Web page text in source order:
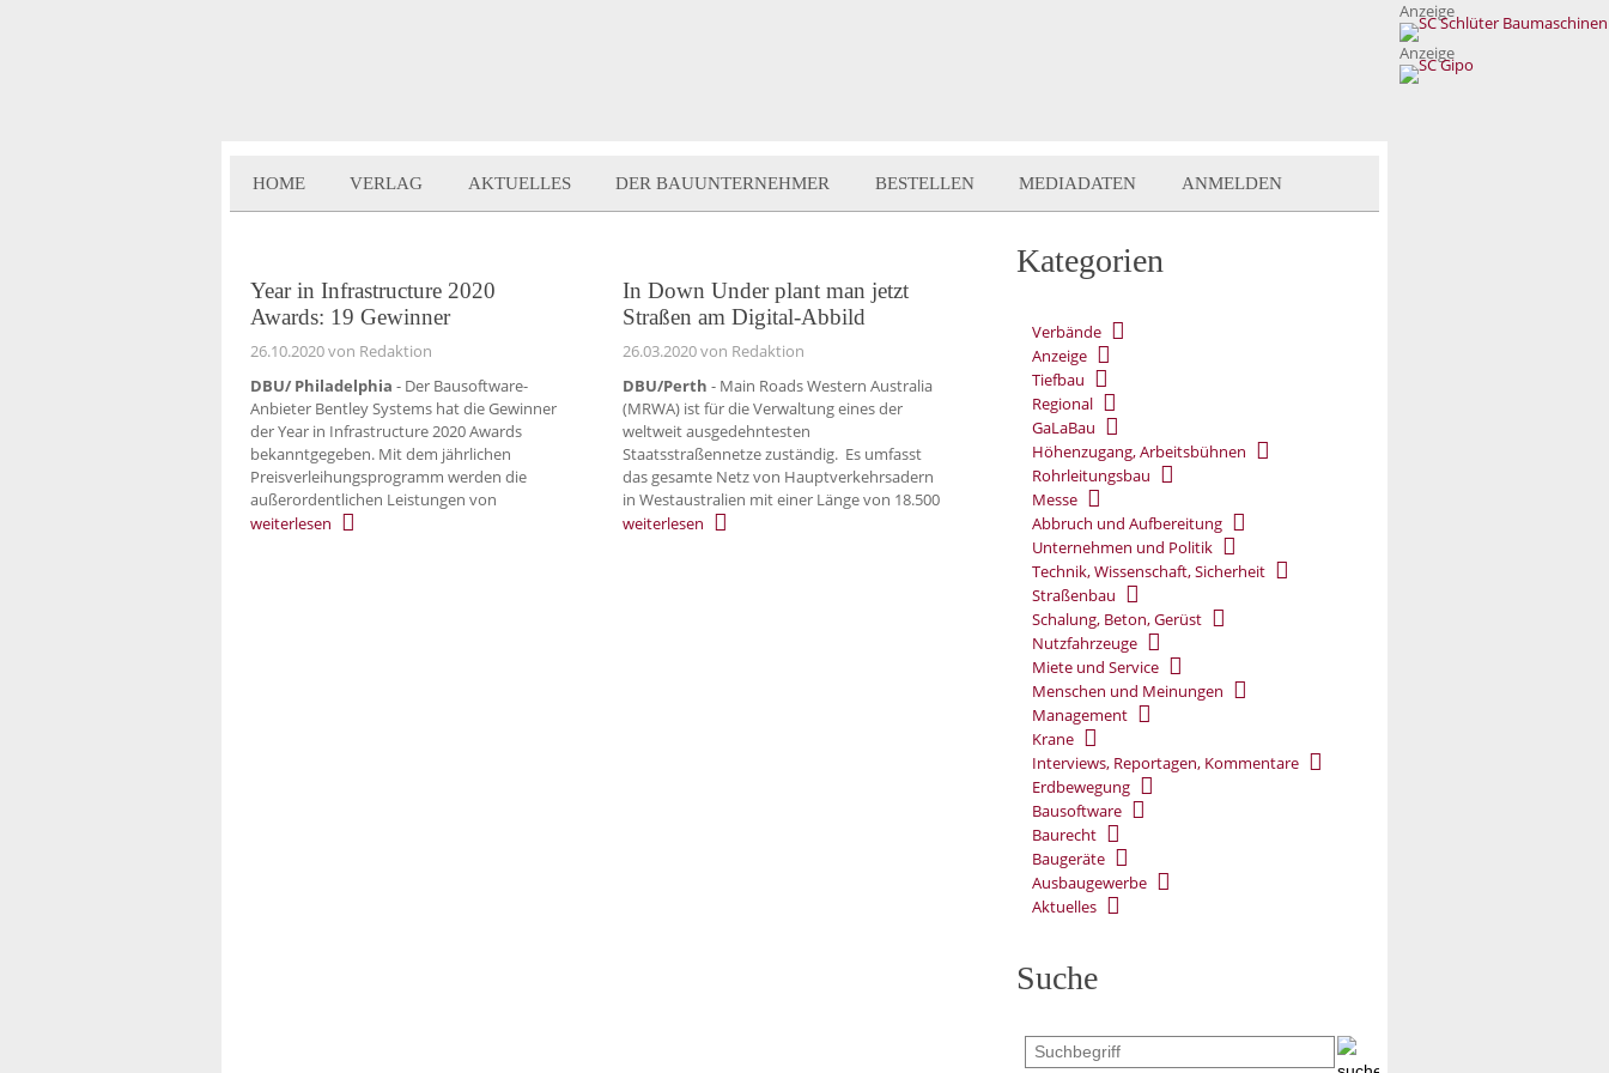
Anzeige
Anzeige
HOME VERLAG AKTUELLES DER BAUUNTERNEHMER BESTELLEN MEDIADATEN ANMELDEN
Year in Infrastructure 2020
Awards: 19 Gewinner
26.10.2020von Redaktion
DBU/ Philadelphia - Der Bausoftware-
Anbieter Bentley Systems hat die Gewinner
der Year in Infrastructure 2020 Awards
bekanntgegeben. Mit dem jährlichen
Preisverleihungsprogramm werden die
außerordentlichen Leistungen von
weiterlesen
In Down Under plant man jetzt
Straßen am Digital-Abbild
26.03.2020von Redaktion
DBU/Perth - Main Roads Western Australia
(MRWA) ist für die Verwaltung eines der
weltweit ausgedehntesten
Staatsstraßennetze zuständig. Es umfasst
das gesamte Netz von Hauptverkehrsadern
in Westaustralien mit einer Länge von 18.500
weiterlesen
Kategorien
Verbände
Anzeige
Tiefbau
Regional
GaLaBau
Höhenzugang, Arbeitsbühnen
Rohrleitungsbau
Messe
Abbruch und Aufbereitung
Unternehmen und Politik
Technik, Wissenschaft, Sicherheit
Straßenbau
Schalung, Beton, Gerüst
Nutzfahrzeuge
Miete und Service
Menschen und Meinungen
Management
Krane
Interviews, Reportagen, Kommentare
Erdbewegung
Bausoftware
Baurecht
Baugeräte
Ausbaugewerbe
Aktuelles
Suche